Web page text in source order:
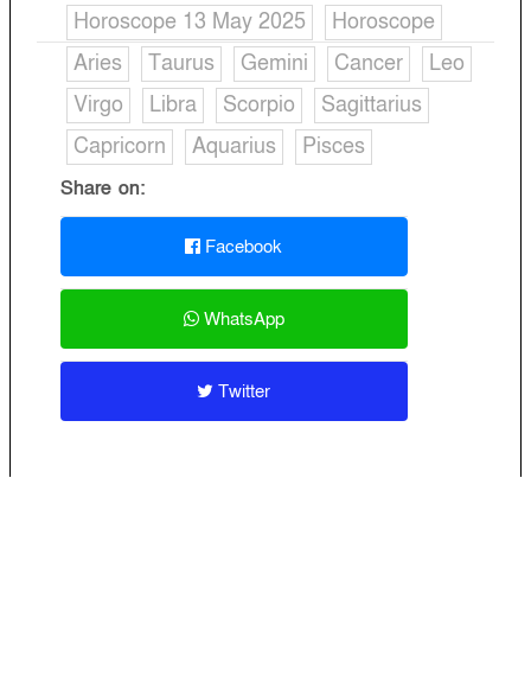
Horoscope 13 May 2025
Horoscope
Aries
Taurus Gemini Cancer
Leo
Virgo
Libra Scorpio
Sagittarius
Capricorn
Aquarius Pisces
Share on:
Facebook
WhatsApp
Twitter